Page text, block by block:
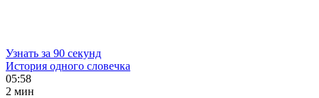
Узнать за 90 секунд
История одного словечка
05:58
2 мин